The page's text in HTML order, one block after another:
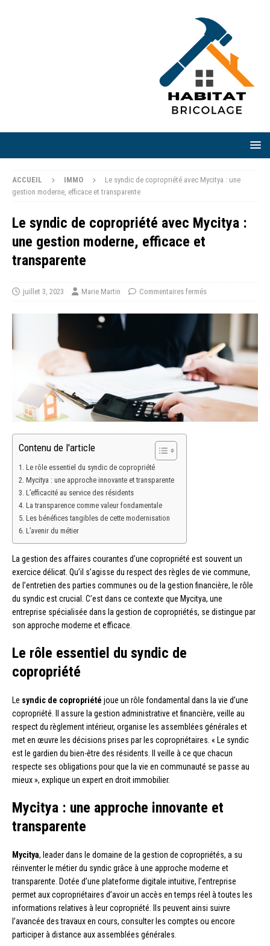
ACCUEIL IMMO
Le syndic de copropriété avec Mycitya : une
gestion moderne, efficace et transparente
Le syndic de copropriété avec Mycitya :
une gestion moderne, efficace et
transparente
juillet 3, 2023 Marie Martin Commentaires fermés
Contenu de l'article
Le rôle essentiel du syndic de copropriété
Mycitya : une approche innovante et transparente
L’efficacité au service des résidents
La transparence comme valeur fondamentale
Les bénéfices tangibles de cette modernisation
L’avenir du métier
La gestion des affaires courantes d’une copropriété est souvent un
exercice délicat. Qu’il s’agisse du respect des règles de vie commune,
de l’entretien des parties communes ou de la gestion financière, le rôle
du syndic est crucial. C’est dans ce contexte que Mycitya, une
entreprise spécialisée dans la gestion de copropriétés, se distingue par
son approche moderne et efficace.
Le rôle essentiel du syndic de
copropriété
Le syndic de copropriété joue un rôle fondamental dans la vie d’une
copropriété. Il assure la gestion administrative et financière, veille au
respect du règlement intérieur, organise les assemblées générales et
met en œuvre les décisions prises par les copropriétaires. « Le syndic
est le gardien du bien-être des résidents. Il veille à ce que chacun
respecte ses obligations pour que la vie en communauté se passe au
mieux », explique un expert en droit immobilier.
Mycitya : une approche innovante et
transparente
Mycitya, leader dans le domaine de la gestion de copropriétés, a su
réinventer le métier du syndic grâce à une approche moderne et
transparente. Dotée d’une plateforme digitale intuitive, l’entreprise
permet aux copropriétaires d’avoir un accès en temps réel à toutes les
informations relatives à leur copropriété. Ils peuvent ainsi suivre
l’avancée des travaux en cours, consulter les comptes ou encore
participer à distance aux assemblées générales.